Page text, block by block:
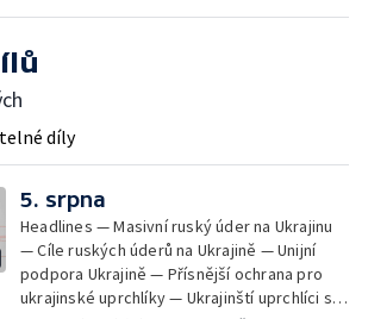
díly
5. srpna
Headlines — Masivní ruský úder na Ukrajinu
— Cíle ruských úderů na Ukrajině — Unijní
podpora Ukrajině — Přísnější ochrana pro
ukrajinské uprchlíky — Ukrajinští uprchlíci s